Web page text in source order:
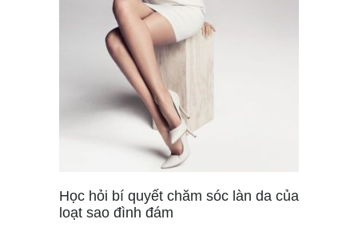
Học hỏi bí quyết chăm sóc làn da của
loạt sao đình đám